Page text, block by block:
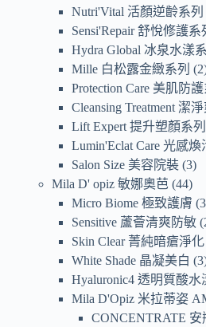
Nutri'Vital 活顏逆齡系列
Sensi'Repair 舒悅修護系
Hydra Global 冰泉水漾
Mille 白松露金緻系列
2
Protection Care 美肌防護
Cleansing Treatment 潔
Lift Expert 提升塑顏系列
Lumin'Eclat Care 光感煥
Salon Size 美容院裝 3
Mila D' opiz 敏娜奧芭 44
Micro Biome 極致護膚 3
Sensitive 蘆薈清爽防敏
Skin Clear 菁純暗瘡淨化
White Shade 晶凝美白
3
Hyaluronic4 透明質酸水
Mila D'Opiz 米拉蒂姿
CONCENTRATE 安